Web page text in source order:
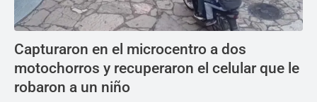
Capturaron en el microcentro a dos
motochorros y recuperaron el celular que le
robaron a un niño